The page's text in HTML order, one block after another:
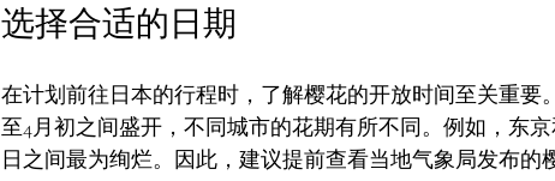
选择合适的日期
在计划前往日本的行程时，了解樱花的开放时间至关重要
至4月初之间盛开，不同城市的花期有所不同。例如，东京
日之间最为绚烂。因此，建议提前查看当地气象局发布的